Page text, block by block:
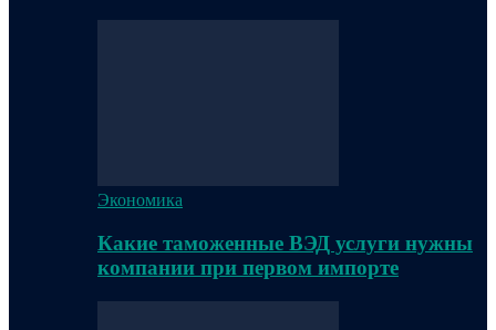
Экономика
Какие таможенные ВЭД услуги нужны
компании при первом импорте